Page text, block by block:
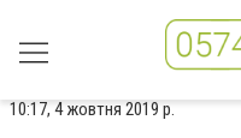
10:17, 4 жовтня 2019 р.